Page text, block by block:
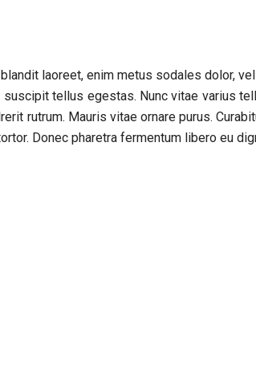
laoreet, enim metus sodales dolor,
tellus egestas. Nunc vitae varius
rutrum. Mauris vitae ornare purus.
Donec pharetra fermentum libero eu